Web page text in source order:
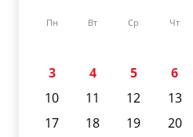
Пн Вт Ср Чт
3
4 5 6
10
11 12 13
17
18 19 20